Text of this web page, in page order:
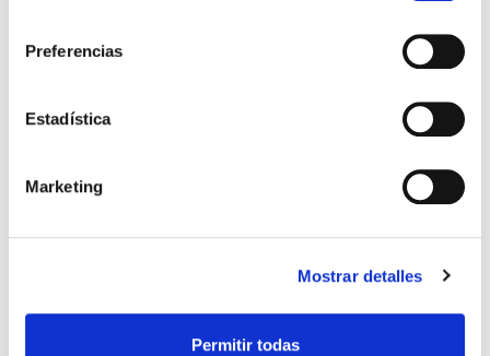
Preferencias
Estadística
Marketing
Mostrar detalles
Permitir todas